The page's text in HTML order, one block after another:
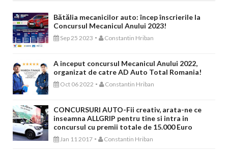
Bătălia mecanicilor auto: încep înscrierile la
Concursul Mecanicul Anului 2023!
Sep 25 2023 - Constantin Hriban
A inceput concursul Mecanicul Anului 2022,
organizat de catre AD Auto Total Romania!
Oct 06 2022 - Constantin Hriban
CONCURSURI AUTO-Fii creativ, arata-ne ce
inseamna ALLGRIP pentru tine si intra in
concursul cu premii totale de 15.000 Euro
Jan 11 2017 - Constantin Hriban